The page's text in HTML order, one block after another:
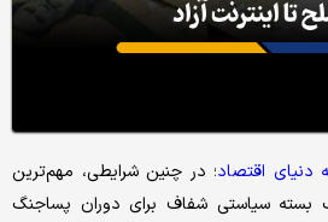
دنیای اقتصاد؛ در چنین شرایطی، مهم‌ترین
سیاستی شفاف برای دوران پساجنگ